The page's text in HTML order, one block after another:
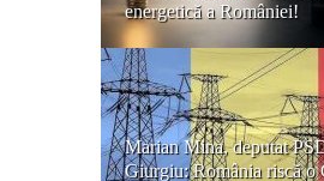
energetică a României!
Marian Mina, deputat
Giurgiu: România riscă